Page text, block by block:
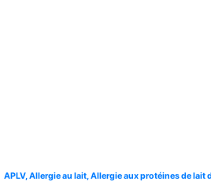
APLV, Allergie au lait, Allergie aux protéines de lait